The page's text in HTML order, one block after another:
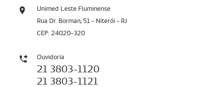
Unimed Leste Fluminense
Rua Dr. Borman, 51 - Niterói - RJ
CEP: 24020-320
Ouvidoria
21 3803-1120
21 3803-1121